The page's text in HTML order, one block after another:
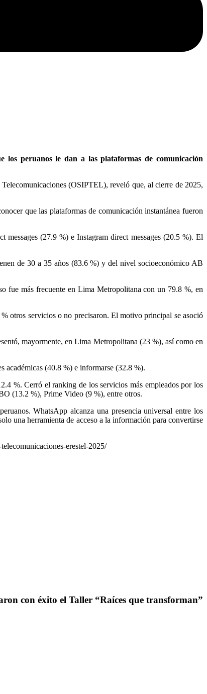
los peruanos le dan a las plataformas de comunicación
(OSIPTEL), reveló que, al cierre de 2025,
que las plataformas de comunicación instantánea fueron
(27.9 %) e Instagram direct messages (20.5 %). El
de 30 a 35 años (83.6 %) y del nivel socioeconómico AB
fue más frecuente en Lima Metropolitana con un 79.8 %, en
otros servicios o no precisaron. El motivo principal se asoció
mayormente, en Lima Metropolitana (23 %), así como en
académicas (40.8 %) e informarse (32.8 %).
%. Cerró el ranking de los servicios más empleados por los
(13.2 %), Prime Video (9 %), entre otros.
WhatsApp alcanza una presencia universal entre los
una herramienta de acceso a la información para convertirse
erestel-2025/
con éxito el Taller “Raíces que transforman”